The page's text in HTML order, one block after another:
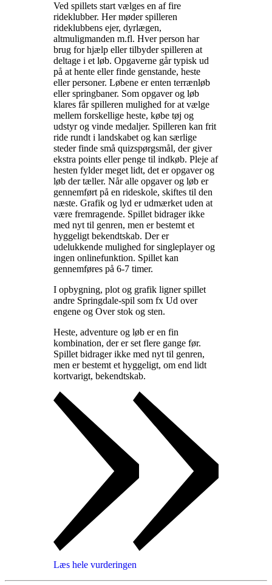
Ved spillets start vælges en af fire
rideklubber. Her møder spilleren
rideklubbens ejer, dyrlægen,
altmuligmanden m.fl. Hver person har
brug for hjælp eller tilbyder spilleren at
deltage i et løb. Opgaverne går typisk ud
på at hente eller finde genstande, heste
eller personer. Løbene er enten terrænløb
eller springbaner. Som opgaver og løb
klares får spilleren mulighed for at vælge
mellem forskellige heste, købe tøj og
udstyr og vinde medaljer. Spilleren kan frit
ride rundt i landskabet og kan særlige
steder finde små quizspørgsmål, der giver
ekstra points eller penge til indkøb. Pleje af
hesten fylder meget lidt, det er opgaver og
løb der tæller. Når alle opgaver og løb er
gennemført på en rideskole, skiftes til den
næste. Grafik og lyd er udmærket uden at
være fremragende. Spillet bidrager ikke
med nyt til genren, men er bestemt et
hyggeligt bekendtskab. Der er
udelukkende mulighed for singleplayer og
ingen onlinefunktion. Spillet kan
gennemføres på 6-7 timer.
I opbygning, plot og grafik ligner spillet
andre Springdale-spil som fx Ud over
engene og Over stok og sten.
Heste, adventure og løb er en fin
kombination, der er set flere gange før.
Spillet bidrager ikke med nyt til genren,
men er bestemt et hyggeligt, om end lidt
kortvarigt, bekendtskab.
Læs hele vurderingen